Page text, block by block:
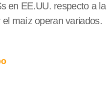
en EE.UU. respecto a la
maíz operan variados.